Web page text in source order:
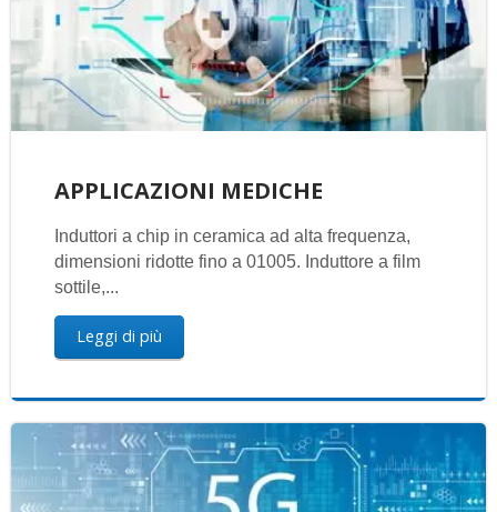
APPLICAZIONI MEDICHE
Induttori a chip in ceramica ad alta frequenza,
dimensioni ridotte fino a 01005. Induttore a film
sottile,...
Leggi di più